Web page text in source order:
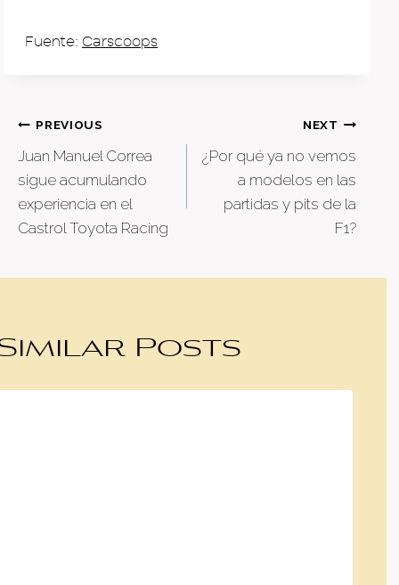
Fuente: Carscoops
Post
navigation
PREVIOUS
Juan Manuel Correa
sigue acumulando
experiencia en el
Castrol Toyota Racing
NEXT
¿Por qué ya no vemos
a modelos en las
partidas y pits de la
F1?
Posts